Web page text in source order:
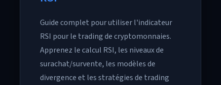
Guide complet pour utiliser l'indicateur
RSI pour le trading de cryptomonnaies.
Apprenez le calcul RSI, les niveaux de
surachat/survente, les modèles de
divergence et les stratégies de trading